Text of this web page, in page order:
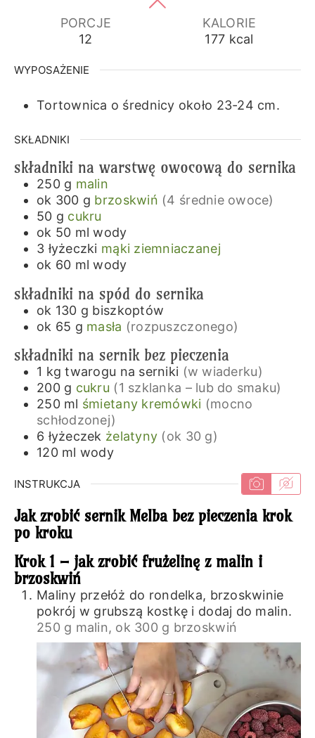
PORCJE
12
KALORIE
177 kcal
WYPOSAŻENIE
Tortownica o średnicy około 23-24 cm.
SKŁADNIKI
składniki na warstwę owocową do sernika
250 g malin
ok 300 g brzoskwiń (4 średnie owoce)
50 g cukru
ok 50 ml wody
3 łyżeczki mąki ziemniaczanej
ok 60 ml wody
składniki na spód do sernika
ok 130 g biszkoptów
ok 65 g masła (rozpuszczonego)
składniki na sernik bez pieczenia
1 kg twarogu na serniki (w wiaderku)
200 g cukru (1 szklanka – lub do smaku)
250 ml śmietany kremówki (mocno
schłodzonej)
6 łyżeczek żelatyny (ok 30 g)
120 ml wody
INSTRUKCJA
Jak zrobić sernik Melba bez pieczenia krok
po kroku
Krok 1 – jak zrobić frużelinę z malin i
brzoskwiń
Maliny przełóż do rondelka, brzoskwinie
pokrój w grubszą kostkę i dodaj do malin.
250 g malin, ok 300 g brzoskwiń